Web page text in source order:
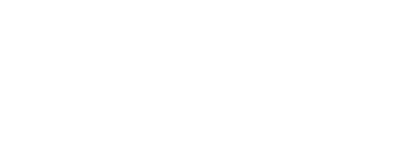
はありません。
品に未対応品が
年1月12日よ